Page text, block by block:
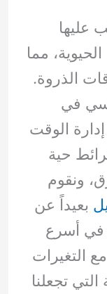
عليها
مما
الذروة.
في
الوقت
حية
ونقوم
بعيداً عن
في أسرع
التغيرات
تجعلنا